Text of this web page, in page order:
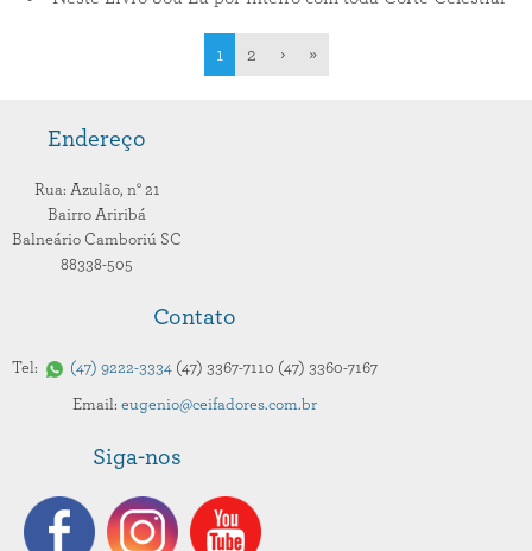
1 2 › »
Endereço
Rua: Azulão, n° 21
Bairro Ariribá
Balneário Camboriú SC
88338-505
Contato
Tel: 47 9222-3334 47 3367-7110 47 3360-7167
Email: eugenio@ceifadores.com.br
Siga-nos